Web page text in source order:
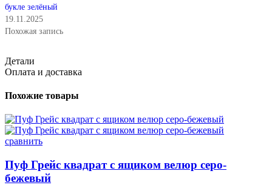
букле зелёный
19.11.2025
Похожая запись
Детали
Оплата и доставка
Похожие товары
сравнить
Пуф Грейс квадрат с ящиком велюр серо-
бежевый